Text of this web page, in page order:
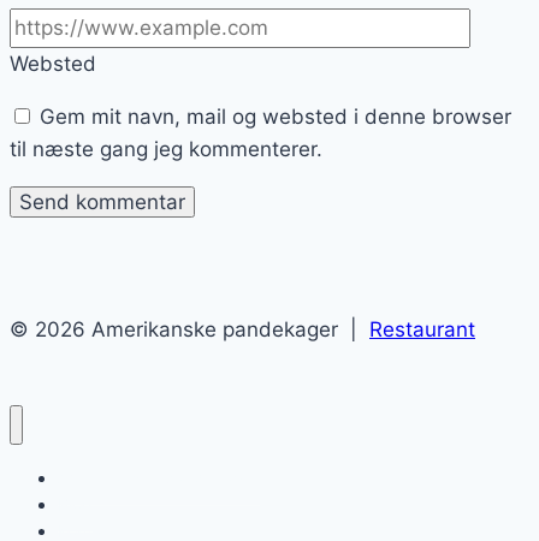
Websted
Gem mit navn, mail og websted i denne browser
til næste gang jeg kommenterer.
© 2026 Amerikanske pandekager | Restaurant